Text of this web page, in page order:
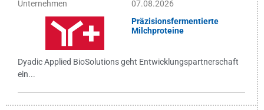
Unternehmen
07.08.2026
Präzisionsfermentierte
Milchproteine
Dyadic Applied BioSolutions geht Entwicklungspartnerschaft
ein...